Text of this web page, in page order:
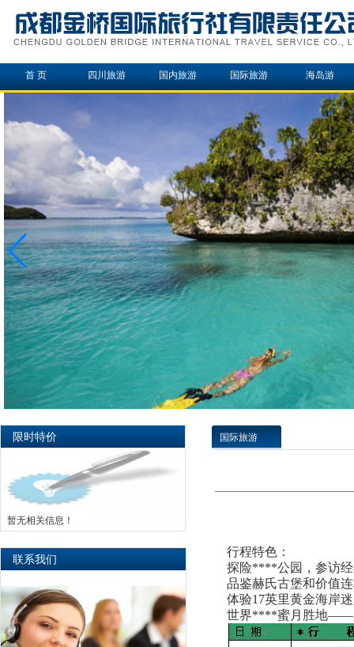
首 页 四川旅游 国内旅游 国际旅游 海岛游
限时特价
暂无相关信息！
联系我们
国际旅游
行程特色：
探险****公园，参访
品鉴赫氏古堡和价值
体验17英里黄金海岸
世界****蜜月胜地——